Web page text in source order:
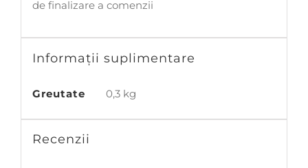
de finalizare a comenzii
Informații suplimentare
Greutate 0,3 kg
Recenzii